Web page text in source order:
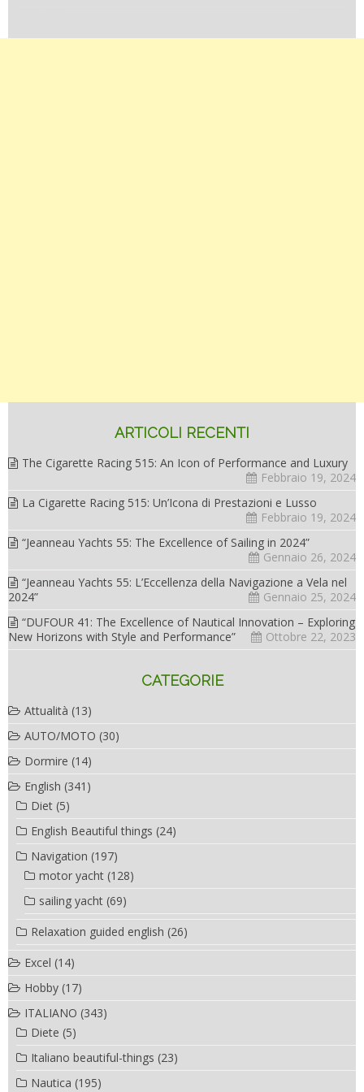
ARTICOLI RECENTI
The Cigarette Racing 515: An Icon of Performance and Luxury
Febbraio 19, 2024
La Cigarette Racing 515: Un’Icona di Prestazioni e Lusso
Febbraio 19, 2024
“Jeanneau Yachts 55: The Excellence of Sailing in 2024”
Gennaio 26, 2024
“Jeanneau Yachts 55: L’Eccellenza della Navigazione a Vela nel
2024”
Gennaio 25, 2024
“DUFOUR 41: The Excellence of Nautical Innovation – Exploring
New Horizons with Style and Performance”
Ottobre 22, 2023
CATEGORIE
Attualità (13)
AUTO/MOTO (30)
Dormire (14)
English (341)
Diet (5)
English Beautiful things (24)
Navigation (197)
motor yacht (128)
sailing yacht (69)
Relaxation guided english (26)
Excel (14)
Hobby (17)
ITALIANO (343)
Diete (5)
Italiano beautiful-things (23)
Nautica (195)